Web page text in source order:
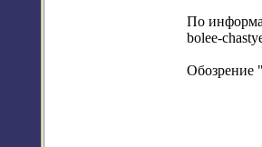
По
bolee-
Обозрение